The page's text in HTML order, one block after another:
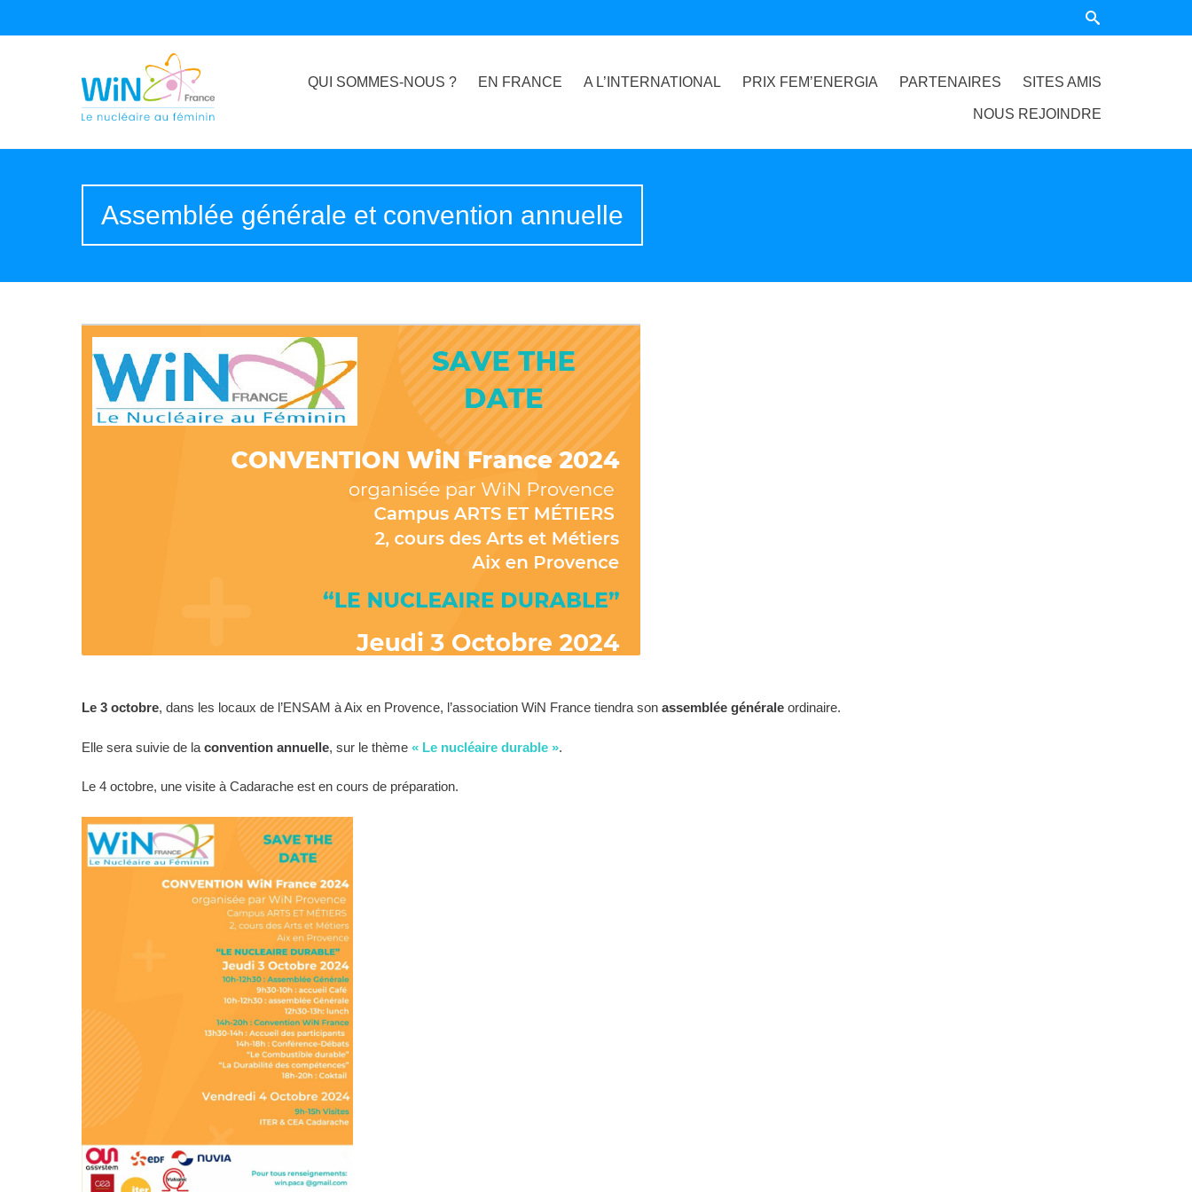
QUI SOMMES-NOUS ? EN FRANCE A L’INTERNATIONAL PRIX FEM’ENERGIA PARTENAIRES SITES AMIS
NOUS REJOINDRE
Assemblée générale et convention annuelle
Le 3 octobre, dans les locaux de l’ENSAM à Aix en Provence, l’association WiN France tiendra son assemblée généraleordinaire.
Elle sera suivie de la convention annuelle, sur le thème « Le nucléaire durable ».
Le 4 octobre, une visite à Cadarache est en cours de préparation.